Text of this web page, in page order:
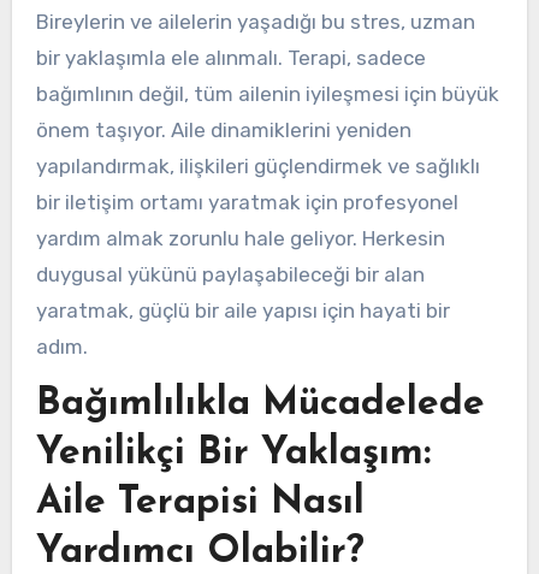
Bireylerin ve ailelerin yaşadığı bu stres, uzman
bir yaklaşımla ele alınmalı. Terapi, sadece
bağımlının değil, tüm ailenin iyileşmesi için büyük
önem taşıyor. Aile dinamiklerini yeniden
yapılandırmak, ilişkileri güçlendirmek ve sağlıklı
bir iletişim ortamı yaratmak için profesyonel
yardım almak zorunlu hale geliyor. Herkesin
duygusal yükünü paylaşabileceği bir alan
yaratmak, güçlü bir aile yapısı için hayati bir
adım.
Bağımlılıkla Mücadelede
Yenilikçi Bir Yaklaşım:
Aile Terapisi Nasıl
Yardımcı Olabilir?